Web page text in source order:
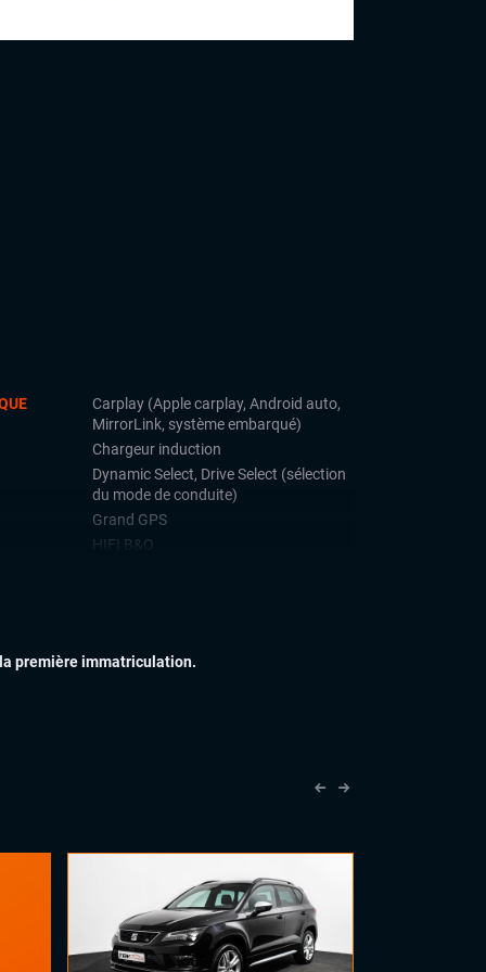
Carplay (Apple carplay, Android auto,
MirrorLink, système embarqué)
Chargeur induction
Dynamic Select, Drive Select (sélection
du mode de conduite)
Grand GPS
HIFI B&O
Attelage électrique
Sellerie semi cuir
Vitres électriques
Volant cuir
première immatriculation.